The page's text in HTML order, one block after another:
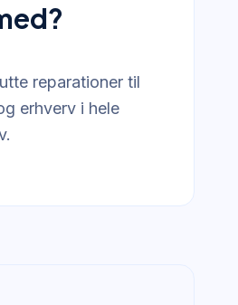
reparationer til
erhverv i hele